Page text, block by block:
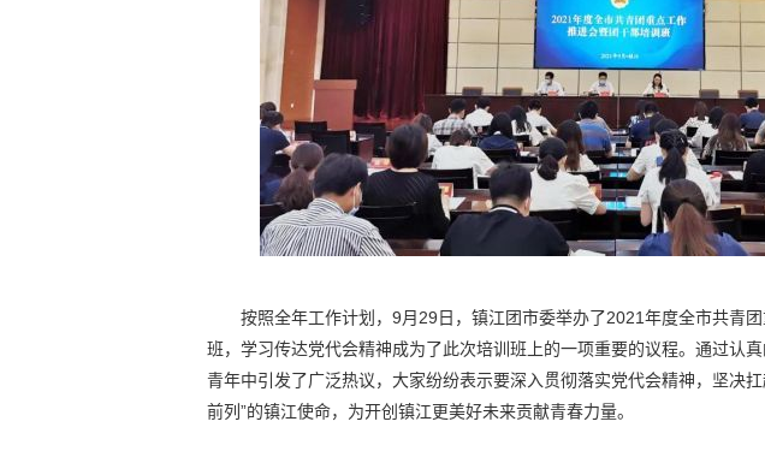
按照全年工作计划，9月29日，镇江团市委举办了2021年度全市共青
班，学习传达党代会精神成为了此次培训班上的一项重要的议程。通过认
青年中引发了广泛热议，大家纷纷表示要深入贯彻落实党代会精神，坚决
前列”的镇江使命，为开创镇江更美好未来贡献青春力量。